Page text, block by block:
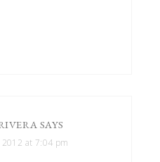
SAYS
2012 at 7:04 pm